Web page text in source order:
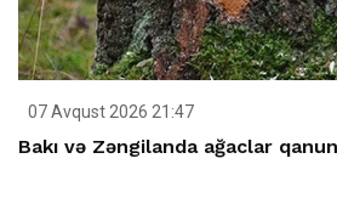
07 Avqust 2026 21:47
Bakı və Zəngilanda ağaclar